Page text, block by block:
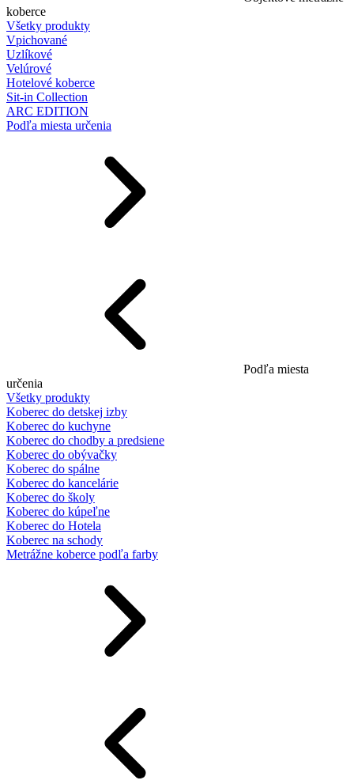
koberce
Všetky produkty
Vpichované
Uzlíkové
Velúrové
Hotelové koberce
Sit-in Collection
ARC EDITION
Podľa miesta určenia
Podľa miesta
určenia
Všetky produkty
Koberec do detskej izby
Koberec do kuchyne
Koberec do chodby a predsiene
Koberec do obývačky
Koberec do spálne
Koberec do kancelárie
Koberec do školy
Koberec do kúpeľne
Koberec do Hotela
Koberec na schody
Metrážne koberce podľa farby